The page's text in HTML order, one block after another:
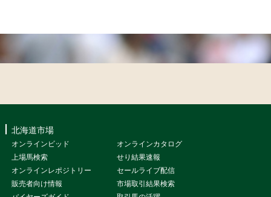
北海道市場
オンラインビッド
オンラインカタログ
上場馬検索
せり結果速報
オンラインレポジトリー
セールライブ配信
販売者向け情報
市場取引結果検索